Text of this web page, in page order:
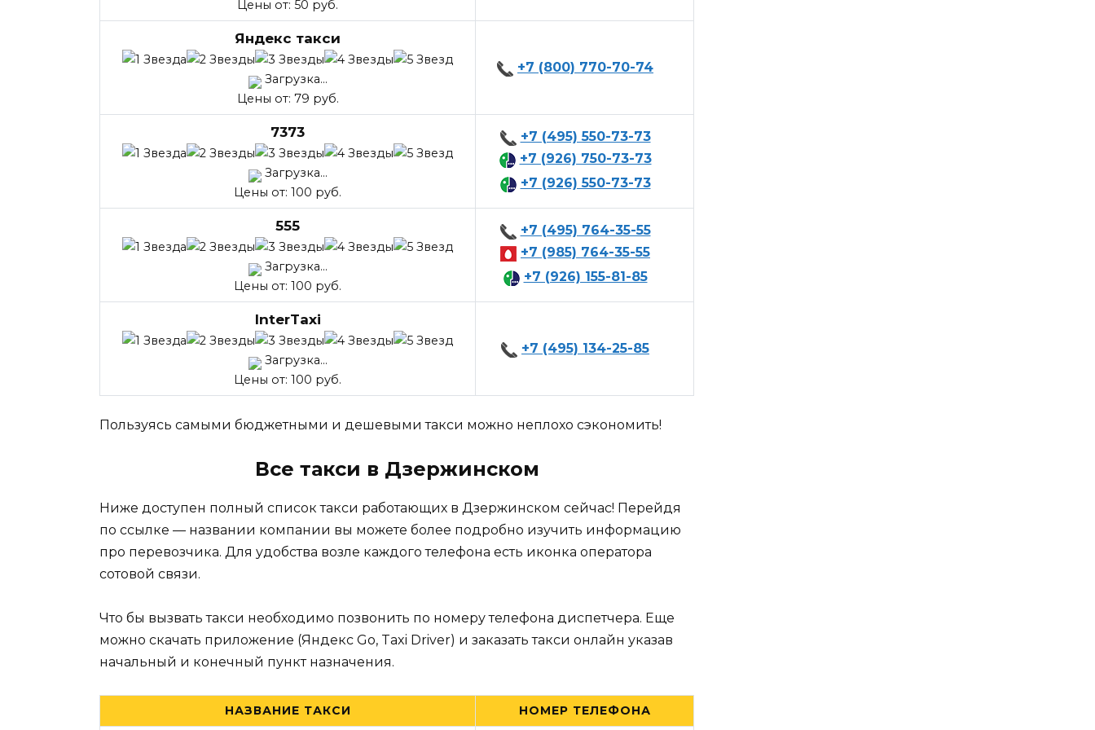
Цены от: 50 руб.
Яндекс такси
Загрузка...
Цены от: 79 руб.
+7 (800) 770-70-74
7373
Загрузка...
Цены от: 100 руб.
+7 (495) 550-73-73
+7 (926) 750-73-73
+7 (926) 550-73-73
555
Загрузка...
Цены от: 100 руб.
+7 (495) 764-35-55
+7 (985) 764-35-55
+7 (926) 155-81-85
InterTaxi
Загрузка...
Цены от: 100 руб.
+7 (495) 134-25-85
Пользуясь самыми бюджетными и дешевыми такси можно неплохо сэкономить!
Все такси в Дзержинском
Ниже доступен полный список такси работающих в Дзержинском сейчас! Перейдя
по ссылке — названии компании вы можете более подробно изучить информацию
про перевозчика. Для удобства возле каждого телефона есть иконка оператора
сотовой связи.
Что бы вызвать такси необходимо позвонить по номеру телефона диспетчера. Еще
можно скачать приложение (Яндекс Go, Taxi Driver) и заказать такси онлайн указав
начальный и конечный пункт назначения.
НАЗВАНИЕ ТАКСИ НОМЕР ТЕЛЕФОНА